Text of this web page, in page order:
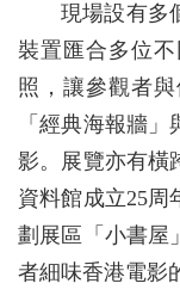
現場設有多
裝置匯合多位
照，讓參觀者
「經典海報牆
影。展覽亦有橫
資料館成立25周
劃展區「小書屋
者細味香港電影